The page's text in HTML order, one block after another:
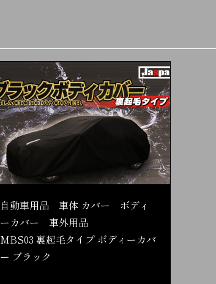
自動車用品 車体 カバー ボディ
ーカバー 車外用品
MBS03 裏起毛タイプ ボディーカバ
ー ブラック